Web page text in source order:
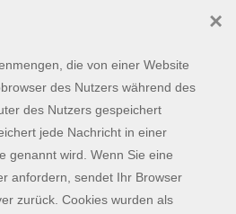
gefunden werden.
die von einer Website
des Nutzers während des
des Nutzers gespeichert
jede Nachricht in einer
genannt wird. Wenn Sie eine
anfordern, sendet Ihr Browser
zurück. Cookies wurden als
×